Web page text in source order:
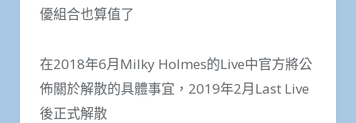
優組合也算值了
在2018年6月Milky Holmes的Live中官方將公
佈關於解散的具體事宜，2019年2月Last Live
後正式解散